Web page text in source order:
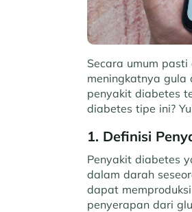
Secara umum
meningkatnya gula
penyakit diabetes
diabetes tipe ini?
1. Definisi
Penyakit diabetes
dalam darah
dapat
penyerapan dari